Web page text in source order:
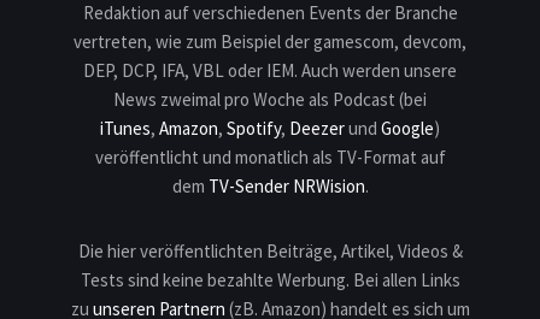
Redaktion auf verschiedenen Events der Branche
vertreten, wie zum Beispiel der gamescom, devcom,
DEP, DCP, IFA, VBL oder IEM. Auch werden unsere
News zweimal pro Woche als Podcast (bei
iTunes, Amazon, Spotify, Deezerund Google)
veröffentlicht und monatlich als TV-Format auf
dem TV-Sender NRWision.
Die hier veröffentlichten Beiträge, Artikel, Videos &
Tests sind keine bezahlte Werbung. Bei allen Links
zu unseren Partnern (zB. Amazon) handelt es sich um